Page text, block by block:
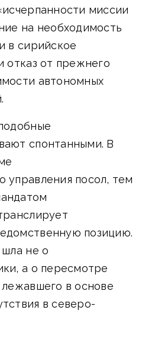
миссии
на необходимость
в сирийское
отказ от прежнего
автономных
спонтанными. В
управления посол, тем
позицию.
не о
а о пересмотре
в основе
в северо-